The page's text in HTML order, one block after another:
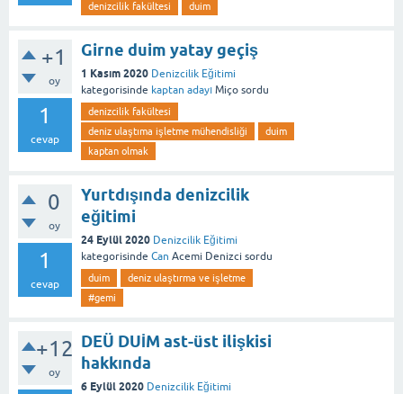
denizcilik fakültesi
duim
+1
oy
1
cevap
Girne duim yatay geçiş
1 Kasım 2020 Denizcilik Eğitimi
kategorisinde kaptan adayı Miço sordu
denizcilik fakültesi
deniz ulaştıma işletme mühendisliği
duim
kaptan olmak
0
oy
1
cevap
Yurtdışında denizcilik
eğitimi
24 Eylül 2020 Denizcilik Eğitimi
kategorisinde Can Acemi Denizci sordu
duim
deniz ulaştırma ve işletme
#gemi
+12
oy
DEÜ DUİM ast-üst ilişkisi
hakkında
6 Eylül 2020 Denizcilik Eğitimi